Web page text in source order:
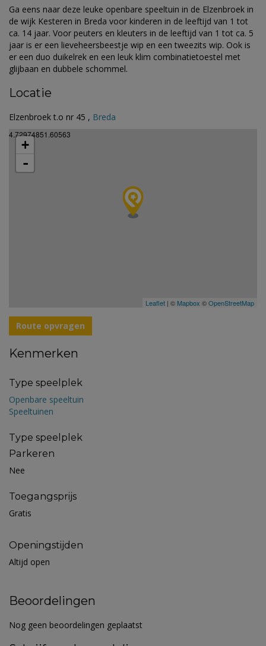
Ga eens naar deze leuke openbare speeltuin in de Elzenbroek in
de wijk Kesteren in Breda voor kinderen in de leeftijd van 1 tot
ca. 14 jaar. Voor peuters en kleuters in de leeftijd van 1 tot ca. 5
jaar is er een lieveheersbeestje wip en een tweezits wip. Ook is
er een duo duikelrek en een leuk klim combinatietoestel met
glijbaan en dubbele schommel.
Locatie
Elzenbroek t.o nr 45 , Breda
4.72974851.60563
+
-
Leaflet | © Mapbox ©OpenStreetMap
Route opvragen
Kenmerken
Type speelplek
Openbare speeltuin
Speeltuinen
Type speelplek
Parkeren
Nee
Toegangsprijs
Gratis
Openingstijden
Altijd open
Beoordelingen
Nog geen beoordelingen geplaatst